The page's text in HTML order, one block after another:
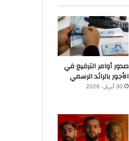
صدور أوامر الترفيع في
الأجور بالرائد الرسمي
30 أبريل، 2026